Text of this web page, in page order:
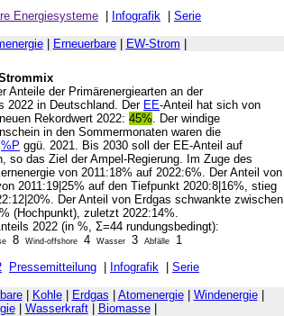
Energiesysteme Infografik Serie
| Erneuerbare| EW-Strom
Anteile der Primärenergiearten an der
2022 in Deutschland. Der EE-Anteil hat sich von
Rekordwert 2022: 45%. Der windige
in den Sommermonaten waren die
%P ggü. 2021. Bis 2030 soll der EE-Anteil auf
so das Ziel der Ampel-Regierung. Im Zuge des
von 2011:18% auf 2022:6%. Der Anteil von
2011:19|25% auf den Tiefpunkt 2020:8|16%, stieg
Der Anteil von Erdgas schwankte zwischen
(Hochpunkt), zuletzt 2022:14%.
2022 (in %, Σ=44 rundungsbedingt):
8 Wind-offshore 4 Wasser 3 Abfälle
1
Pressemitteilung Infografik Serie
| Kohle| Erdgas Atomenergie| Windenergie|
| Wasserkraft| Biomasse|